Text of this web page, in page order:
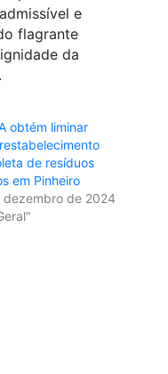
e
flagrante
da
obtém liminar
de resíduos
em Pinheiro
dezembro de 2024